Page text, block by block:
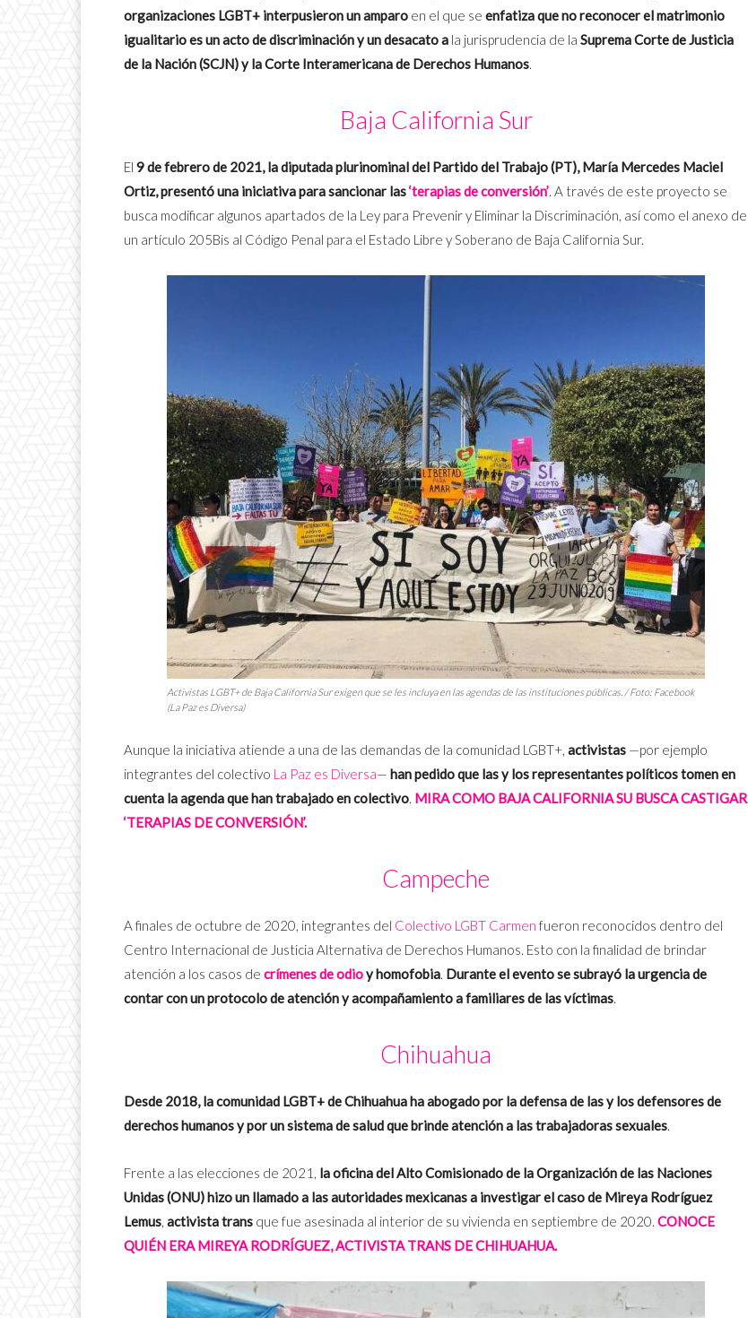
organizaciones LGBT+ interpusieron un amparo en el que se enfatiza que no reconocer el matrimonio
igualitario es un acto de discriminación y un desacato a la jurisprudencia de la Suprema Corte de Justicia
de la Nación (SCJN) y la Corte Interamericana de Derechos Humanos.
Baja California Sur
El 9 de febrero de 2021, la diputada plurinominal del Partido del Trabajo (PT), María Mercedes Maciel
Ortiz, presentó una iniciativa para sancionar las‘terapias de conversión’. A través de este proyecto se
busca modificar algunos apartados de la Ley para Prevenir y Eliminar la Discriminación, así como el anexo de
un artículo 205Bis al Código Penal para el Estado Libre y Soberano de Baja California Sur.
Activistas LGBT+ de Baja California Sur exigen que se les incluya en las agendas de las instituciones públicas. / Foto: Facebook
(La Paz es Diversa)
Aunque la iniciativa atiende a una de las demandas de la comunidad LGBT+, activistas —por ejemplo
integrantes del colectivo La Paz es Diversa— han pedido que las y los representantes políticos tomen en
cuenta la agenda que han trabajado en colectivo. MIRA COMO BAJA CALIFORNIA SU BUSCA CASTIGAR
‘TERAPIAS DE CONVERSIÓN’.
Campeche
A finales de octubre de 2020, integrantes del Colectivo LGBT Carmen fueron reconocidos dentro del
Centro Internacional de Justicia Alternativa de Derechos Humanos. Esto con la finalidad de brindar
atención a los casos de crímenes de odioy homofobia. Durante el evento se subrayó la urgencia de
contar con un protocolo de atención y acompañamiento a familiares de las víctimas.
Chihuahua
Desde 2018, la comunidad LGBT+ de Chihuahua ha abogado por la defensa de las y los defensores de
derechos humanos y por un sistema de salud que brinde atención a las trabajadoras sexuales.
Frente a las elecciones de 2021, la oficina del Alto Comisionado de la Organización de las Naciones
Unidas (ONU)hizo un llamado a las autoridades mexicanas a investigar el caso de Mireya Rodríguez
Lemus, activista trans que fue asesinada al interior de su vivienda en septiembre de 2020. CONOCE
QUIÉN ERA MIREYA RODRÍGUEZ, ACTIVISTA TRANS DE CHIHUAHUA.